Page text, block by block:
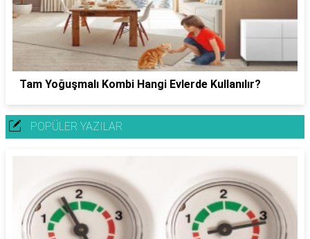
Tam Yoğuşmalı Kombi Hangi Evlerde Kullanılır?
POPÜLER YAZILAR